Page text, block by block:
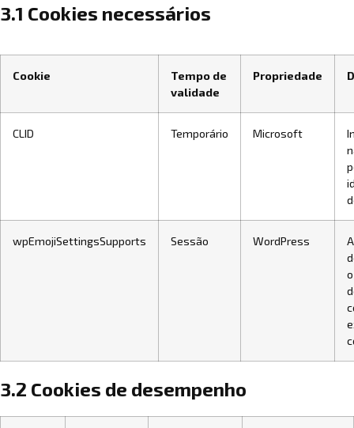
3.1 Cookies necessários
Cookie
Tempo de
validade
Propriedade
CLID Temporário Microsoft
wpEmojiSettingsSupports Sessão WordPress
3.2 Cookies de desempenho